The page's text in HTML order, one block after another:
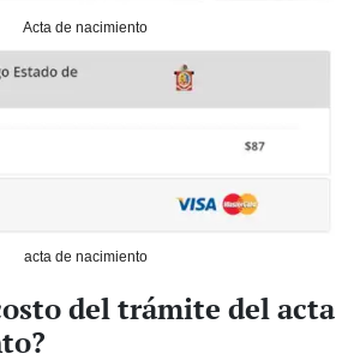
Acta de nacimiento
acta de nacimiento
del trámite del acta